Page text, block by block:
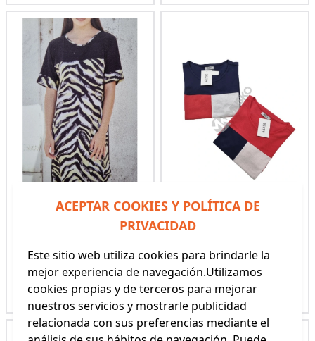
VESTIDO PLAYA MUJER
31,90€ - 35,50€
Ver producto
VESTIDO PLAYA BELTY
21,50€ - 24,90€
Ver producto
ACEPTAR COOKIES Y POLÍTICA DE
PRIVACIDAD
Este sitio web utiliza cookies para brindarle la
mejor experiencia de navegación.Utilizamos
cookies propias y de terceros para mejorar
nuestros servicios y mostrarle publicidad
relacionada con sus preferencias mediante el